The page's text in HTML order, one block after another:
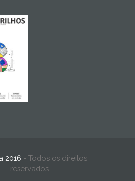
2016 - Todos os direitos
reservados